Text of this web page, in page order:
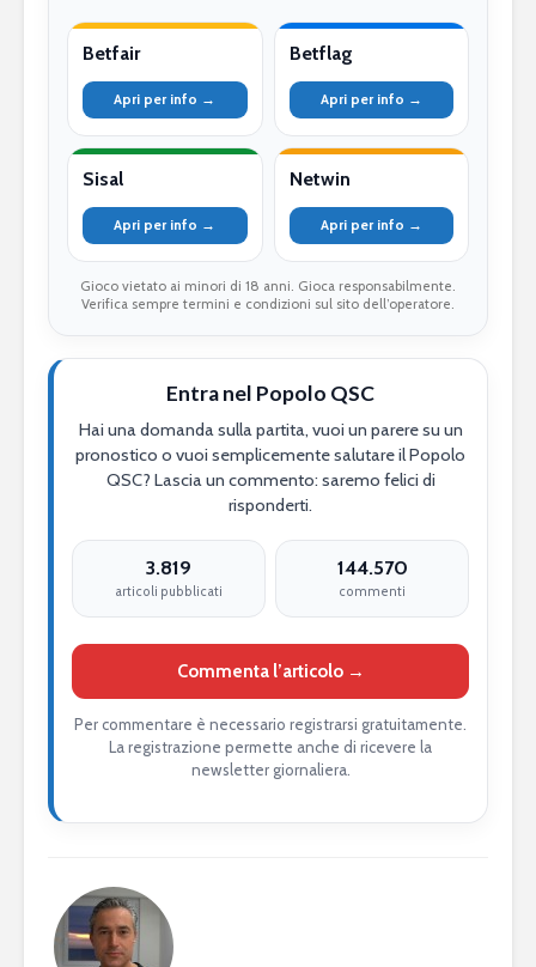
Betfair
Apri per info →
Betflag
Apri per info →
Sisal
Apri per info →
Netwin
Apri per info →
Gioco vietato ai minori di 18 anni. Gioca responsabilmente.
Verifica sempre termini e condizioni sul sito dell’operatore.
Entra nel Popolo QSC
Hai una domanda sulla partita, vuoi un parere su un
pronostico o vuoi semplicemente salutare il Popolo
QSC? Lascia un commento: saremo felici di
risponderti.
3.819
articoli pubblicati
144.570
commenti
Commenta l’articolo →
Per commentare è necessario registrarsi gratuitamente.
La registrazione permette anche di ricevere la
newsletter giornaliera.